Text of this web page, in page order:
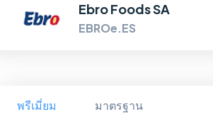
Ebro Foods SA
EBROe.ES
พรีเมี่ยม มาตรฐาน